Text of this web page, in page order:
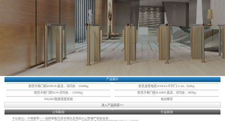
产品展示
耐氏平移门机ROBUS-直流，可同步, <1000Kg 耐氏直臂电机WINGO-平开门-3.5m, 550Kg
耐氏平移门机RUN-可同步，<2500Kg 耐氏平移门机SLH400-直流，可同步，400Kg
FIBARO智能家居系统
电动卷帘
进入产品频道>>
公司新闻
行业新闻
不忘初心，不辱使命——适辉智能为百年党庆主场出入口管理严把安全关